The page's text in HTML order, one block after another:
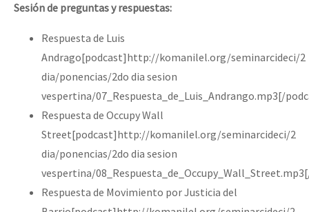
Sesión de preguntas y respuestas:
Respuesta de Luis
Andrago[podcast]http://komanilel.org/seminarcideci/2
dia/ponencias/2do dia sesion
vespertina/07_Respuesta_de_Luis_Andrango.mp3[/
Respuesta de Occupy Wall
Street[podcast]http://komanilel.org/seminarcideci/2
dia/ponencias/2do dia sesion
vespertina/
Respuesta de Movimiento por Justicia del